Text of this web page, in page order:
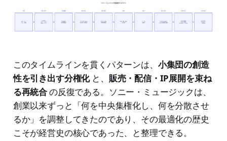
このタイムラインを貫くパターンは、 小集団の創造
性を引き出す分権化と、 販売・配信・IP展開を束ね
る再統合の反復である。ソニー・ミュージックは、
創業以来ずっと「何を中央集権化し、何を分散させ
るか」を調整してきたのであり、その最適化の歴史
こそが経営史の核心であった、と整理できる。